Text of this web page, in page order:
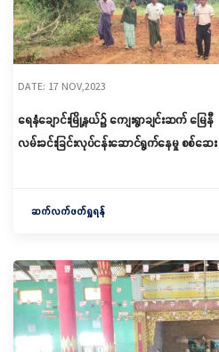
DATE: 17 NOV,2023
ရေနံချောင်းမြို့နယ်၌ ကျေးရွာချင်းဆက် မြေနီ
လမ်းခင်းခြင်းလုပ်ငန်းဆောင်ရွက်နေမှု စစ်ဆေး
ဆက်လက်ဖတ်ရှုရန်